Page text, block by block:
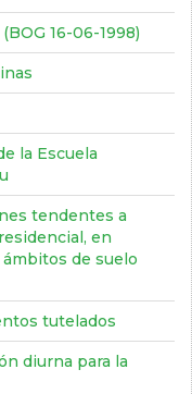
16-06-1998)
la Escuela
tendentes a
en
de suelo
tutelados
diurna para la